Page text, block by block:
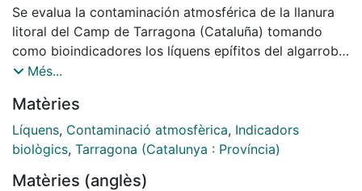
Se evalua la contaminación atmosférica de la llanura
litoral del Camp de Tarragona (Cataluña) tomando
como bioindicadores los líquens epífitos del algarrobo
(Ceratonia Siliqua). Se caracterizan ochenta y cinco
pureza atmosférica (IPA), recubrimiento medio global
(RMG) y nombres de especies. La combinación de los
datos obtenidos permite dividir el área estudiada en
clasifican 15 especies de líquenes y el alga
Més...
Matèries
Líquens, Contaminació atmosfèrica, Indicadors
biològics, Tarragona (Catalunya : Província)
Matèries (anglès)